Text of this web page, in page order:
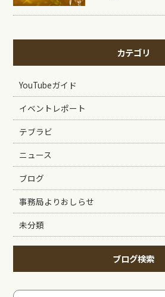
カテゴリ
YouTubeガイド
イベントレポート
テブラビ
ニュース
ブログ
事務局よりおしらせ
未分類
ブログ検索